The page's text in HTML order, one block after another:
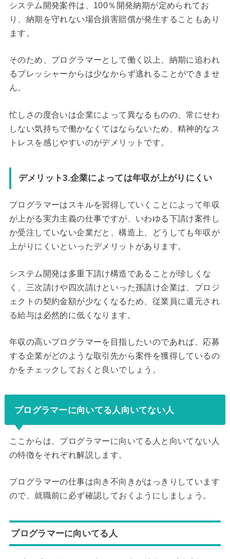
システム開発案件は、100％開発納期が定められてお
り、納期を守れない場合損害賠償が発生することもあり
ます。
そのため、プログラマーとして働く以上、納期に追われ
るプレッシャーからは少なからず逃れることができませ
ん。
忙しさの度合いは企業によって異なるものの、常にせわ
しない気持ちで働かなくてはならないため、精神的なス
トレスを感じやすいのがデメリットです。
デメリット3.企業によっては年収が上がりにくい
プログラマーはスキルを習得していくことによって年収
が上がる実力主義の仕事ですが、いわゆる下請け案件し
か受注していない企業だと、構造上、どうしても年収が
上がりにくいといったデメリットがあります。
システム開発は多重下請け構造であることが珍しくな
く、三次請けや四次請けといった孫請け企業は、プロジ
ェクトの契約金額が少なくなるため、従業員に還元され
る給与は必然的に低くなります。
年収の高いプログラマーを目指したいのであれば、応募
する企業がどのような取引先から案件を獲得しているの
かをチェックしておくと良いでしょう。
プログラマーに向いてる人向いてない人
ここからは、プログラマーに向いてる人と向いてない人
の特徴をそれぞれ解説します。
プログラマーの仕事は向き不向きがはっきりしています
ので、就職前に必ず確認しておくようにしましょう。
プログラマーに向いてる人